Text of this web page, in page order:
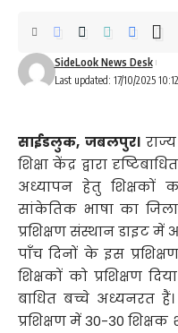
Last updated: 17/10/2025
SideLook News Desk
साईडलुक, जबलपुर।राज्य
शिक्षा केंद्र द्वारा
अध्यापन हेतु शिक्षकों
सांकेतिक भाषा का जिला
प्रशिक्षण संस्थान डाइट
पाँच दिनों के इस
शिक्षकों को प्रशिक्षण
बाधित बच्चे अध्यनरत
प्रशिक्षण में 30-30